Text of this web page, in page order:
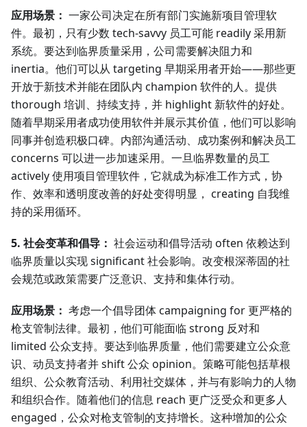
应用场景： 一家公司决定在所有部门实施新项目管理软
件。最初，只有少数 tech-savvy 员工可能 readily 采用新
系统。要达到临界质量采用，公司需要解决阻力和
inertia。他们可以从 targeting 早期采用者开始——那些更
开放于新技术并能在团队内 champion 软件的人。提供
thorough 培训、持续支持，并 highlight 新软件的好处。
随着早期采用者成功使用软件并展示其价值，他们可以影响
同事并创造积极口碑。内部沟通活动、成功案例和解决员工
concerns 可以进一步加速采用。一旦临界数量的员工
actively 使用项目管理软件，它就成为标准工作方式，协
作、效率和透明度改善的好处变得明显， creating 自我维
持的采用循环。
5. 社会变革和倡导： 社会运动和倡导活动 often 依赖达到
临界质量以实现 significant 社会影响。改变根深蒂固的社
会规范或政策需要广泛意识、支持和集体行动。
应用场景： 考虑一个倡导团体 campaigning for 更严格的
枪支管制法律。最初，他们可能面临 strong 反对和
limited 公众支持。要达到临界质量，他们需要建立公众意
识、动员支持者并 shift 公众 opinion。策略可能包括草根
组织、公众教育活动、利用社交媒体，并与有影响力的人物
和组织合作。随着他们的信息 reach 更广泛受众和更多人
engaged，公众对枪支管制的支持增长。这种增加的公众